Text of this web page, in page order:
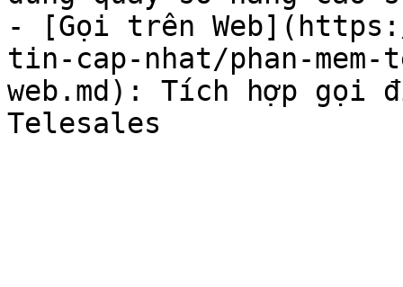
- [Gọi trên
tin-cap-nhat/phan-
web.md): Tích hợp gọi